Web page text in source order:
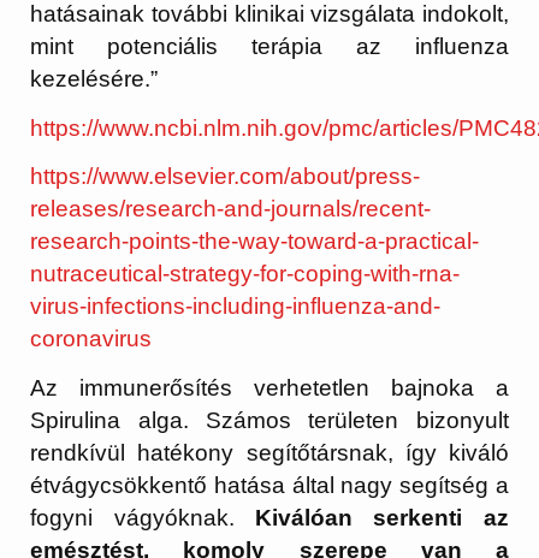
hatásainak további klinikai vizsgálata indokolt,
mint potenciális terápia az influenza
kezelésére.”
https://www.ncbi.nlm.nih.gov/pmc/articles/
https://www.elsevier.com/about/press-
releases/research-and-journals/recent-
research-points-the-way-toward-a-practical-
nutraceutical-strategy-for-coping-with-rna-
virus-infections-including-influenza-and-
coronavirus
Az immunerősítés verhetetlen bajnoka a
Spirulina alga. Számos területen bizonyult
rendkívül hatékony segítőtársnak, így kiváló
étvágycsökkentő hatása által nagy segítség a
fogyni vágyóknak. Kiválóan serkenti az
emésztést, komoly szerepe van a